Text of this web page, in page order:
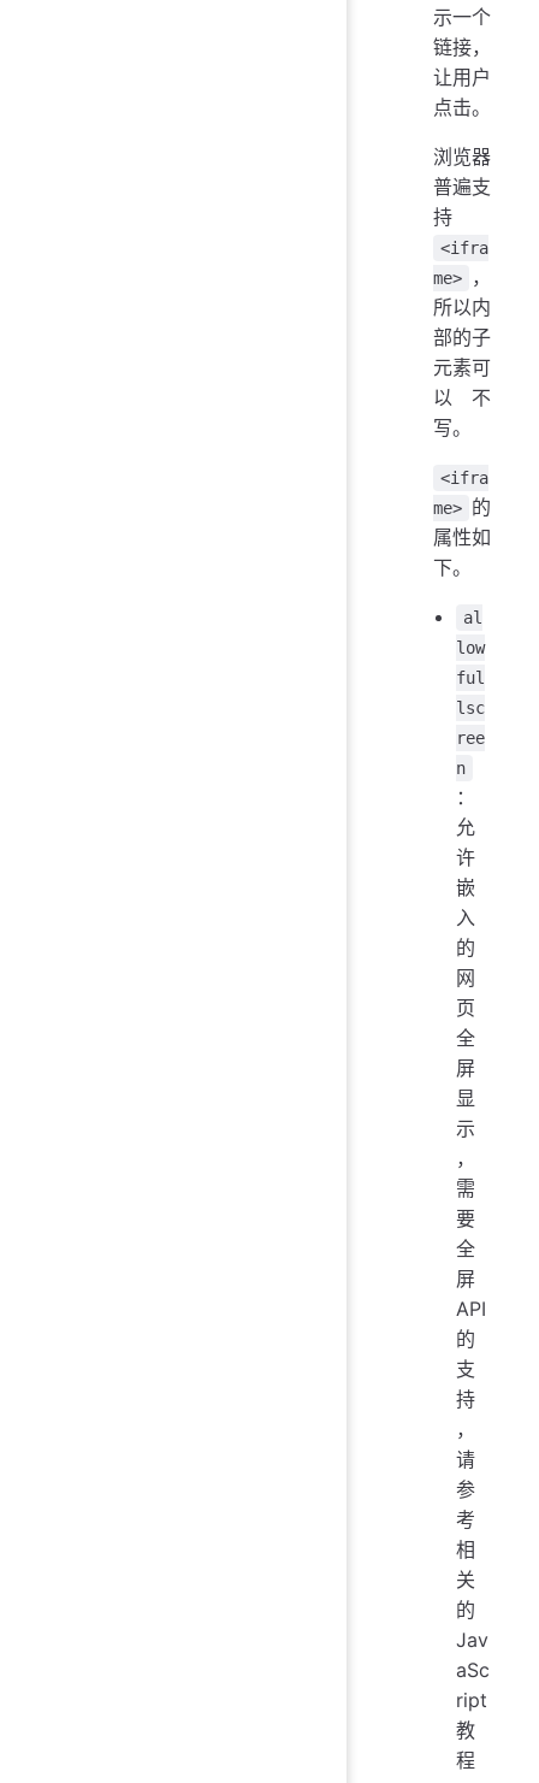
示一个
链接，
让用户
点击。
浏览器
普遍支
持
<ifra
me>
，
所以内
部的子
元素可
以不
写。
<ifra
me> 的
属性如
下。
al
low
ful
lsc
ree
n
：
允
许
嵌
入
的
网
页
全
屏
显
示
，
需
要
全
屏
API
的
支
持
，
请
参
考
相
关
的
Jav
aSc
ript
教
程